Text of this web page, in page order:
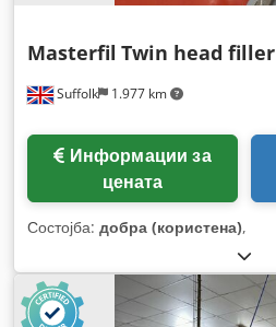
Suffolk 1.977 km
Masterfil Twin head filler
цената
Состојба: добра (користена),